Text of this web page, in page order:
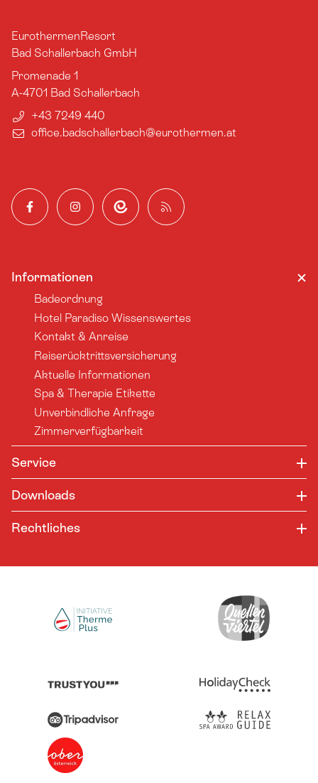
EurothermenResort
Bad Schallerbach GmbH
Promenade 1
A-4701 Bad Schallerbach
+43 7249 440
office.badschallerbach​@eurothermen.at
FacebookInstagramApp Blog
Informationen
Badeordnung
Hotel Paradiso Wissenswertes
Kontakt & Anreise
Reiserücktrittsversicherung
Aktuelle Informationen
Spa & Therapie Etikette
Unverbindliche Anfrage
Zimmerverfügbarkeit
Service
Downloads
Rechtliches